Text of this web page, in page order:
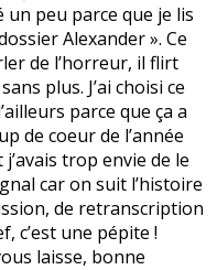
un peu parce que je lis
Alexander ». Ce
de l’horreur, il flirt
plus. J’ai choisi ce
parce que ça a
de coeur de l’année
trop envie de le
car on suit l’histoire
de retranscription
c’est une pépite !
laisse, bonne